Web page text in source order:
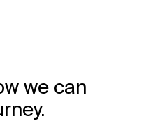
we can